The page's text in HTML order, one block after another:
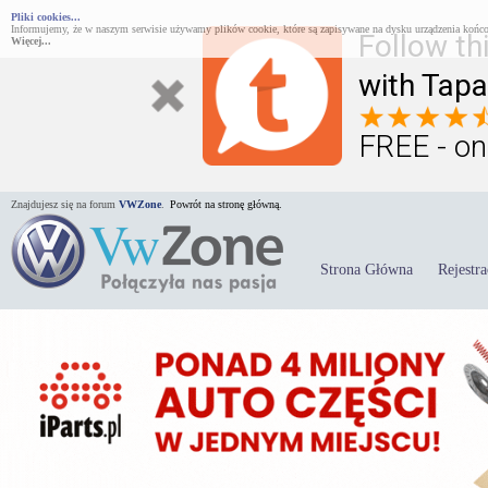
Follow
with
FREE -
Pliki cookies...
Informujemy, że w naszym serwisie używamy plików cookie, które są zapisywane na dysku urządzenia
Więcej...
Znajdujesz się na forum VWZone Powrót na stronę główną.
Strona Główna